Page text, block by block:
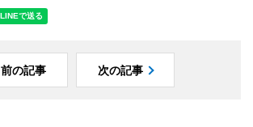
前の記事 次の記事